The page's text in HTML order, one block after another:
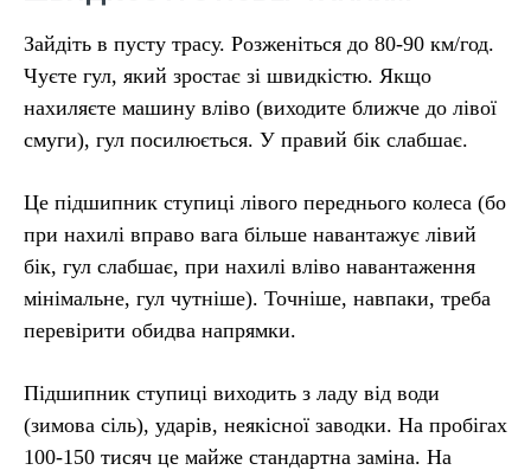
Зайдіть в пусту трасу. Розженіться до 80-90 км/год.
Чуєте гул, який зростає зі швидкістю. Якщо
нахиляєте машину вліво (виходите ближче до лівої
смуги), гул посилюється. У правий бік слабшає.
Це підшипник ступиці лівого переднього колеса (бо
при нахилі вправо вага більше навантажує лівий
бік, гул слабшає, при нахилі вліво навантаження
мінімальне, гул чутніше). Точніше, навпаки, треба
перевірити обидва напрямки.
Підшипник ступиці виходить з ладу від води
(зимова сіль), ударів, неякісної заводки. На пробігах
100-150 тисяч це майже стандартна заміна. На